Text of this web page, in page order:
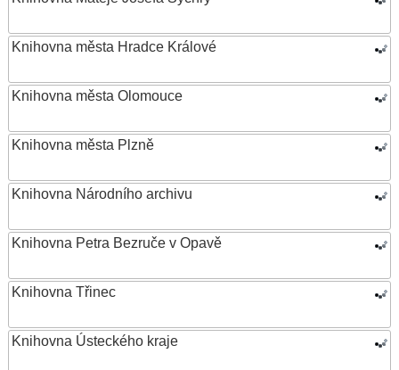
Knihovna města Hradce Králové
Knihovna města Olomouce
Knihovna města Plzně
Knihovna Národního archivu
Knihovna Petra Bezruče v Opavě
Knihovna Třinec
Knihovna Ústeckého kraje